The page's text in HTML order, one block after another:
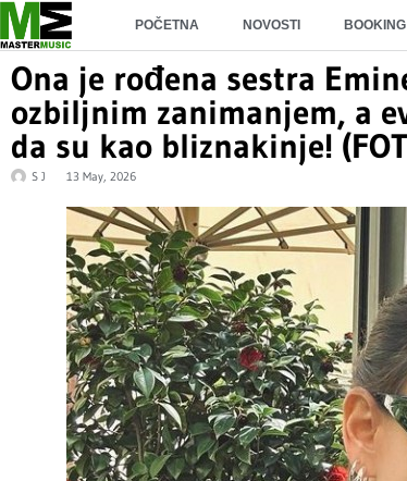
POČETNA NOVOSTI BOOKING
Ona je rođena sestra
ozbiljnim zanimanjem, a
da su kao bliznakinje!
S J 13 May, 2026